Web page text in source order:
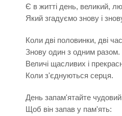
Є в житті день, великий,
Який згадуємо знову і
Коли дві половинки, дві
Знову один з одним разом.
Величі щасливих і
Коли з'єднуються серця.
День запам'ятайте
Щоб він запав у пам'ять: